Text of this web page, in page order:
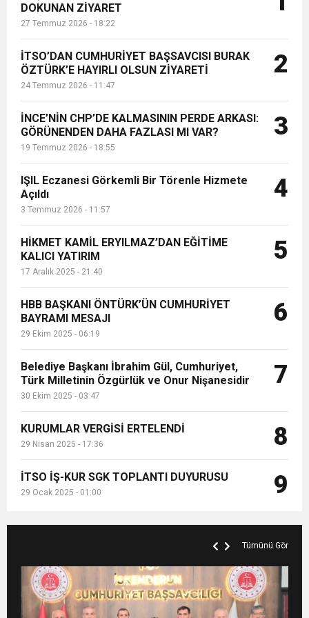
ve Onur Nişanesidir
6:19 HBB BAŞKANI ÖNTÜRK’ÜN
CUMHURİYET BAYRAMI MESAJI
17:36 KURUMLAR VERGİSİ ERTELENDİ
1:00 İTSO İŞ-KUR SGK TOPLANTI
21:40 CEYLANDERE’DE BAŞKAN EMRAH
18:22
GÖNÜLLERE DOKUNAN ZİYARET
DOKUNAN ZİYARET
27 Temmuz 2026 - 18:22
İTSO’DAN CUMHURİYET BAŞSAVCISI BURAK
ÖZTÜRK’E HAYIRLI OLSUN ZİYARETİ
24 Temmuz 2026 - 11:47
2
İNCE’NİN CHP’DE KALMASININ PERDE ARKASI:
GÖRÜNENDEN DAHA FAZLASI MI VAR?
19 Temmuz 2026 - 18:55
3
IŞIL Eczanesi Görkemli Bir Törenle Hizmete
Açıldı
3 Temmuz 2026 - 11:57
4
HİKMET KAMİL ERYILMAZ’DAN EĞİTİME
KALICI YATIRIM
17 Aralık 2025 - 21:40
5
HBB BAŞKANI ÖNTÜRK’ÜN CUMHURİYET
BAYRAMI MESAJI
29 Ekim 2025 - 06:19
6
Belediye Başkanı İbrahim Gül, Cumhuriyet,
Türk Milletinin Özgürlük ve Onur Nişanesidir
30 Ekim 2025 - 03:47
7
KURUMLAR VERGİSİ ERTELENDİ
29 Nisan 2025 - 17:36 8
İTSO İŞ-KUR SGK TOPLANTI DUYURUSU
29 Ocak 2025 - 01:00 9
Tümünü Gör